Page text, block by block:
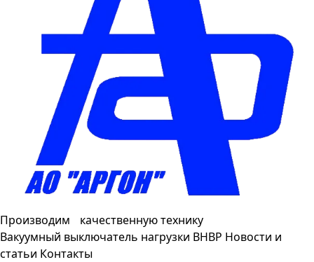
Производим качественную технику
Вакуумный выключатель нагрузки ВНВР Новости и
статьи Контакты